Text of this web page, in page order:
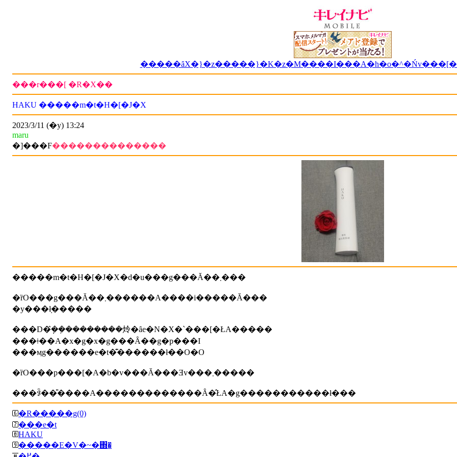
���r���[ �R�X��
HAKU �����m�t�H�[�J�X
2023/3/11 (�y) 13:24
maru
�]���F��������������
�����m�t�H�[�J�X�d�u���g���Ă��܂���
�ȑO���g���Ă��܂������A����i�����Ă���
�y���݂ł�����
���D�݂݂̂��݂��������炩�ȃe�N�X�`���[�ŁA�����
���ǂ��A�x�g�x�g���Ȃ��g�p���I
���ӎg������e�t�͊������ł��O�O
�ȑO���p���[�A�b�v���Ă���Ǝv���܂�����
���ꂩ��̎����A�������������Ȃ�̂ŁA�g�����������ł���
�R�����g(0)
���e�t
HAKU
�����E�V�~�΍�